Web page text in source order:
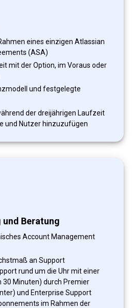
eines einzigen Atlassian
(ASA)
mit der Option, im Voraus oder
und festgelegte
der dreijährigen Laufzeit
und Nutzer hinzuzufügen
Beratung
Account Management
an Support
rund um die Uhr mit einer
30 Minuten) durch Premier
und Enterprise Support
im Rahmen der